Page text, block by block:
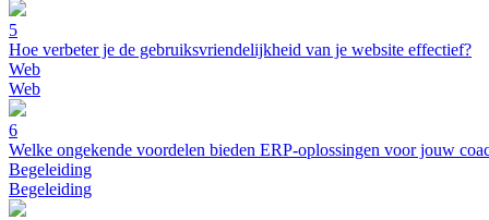
5
Hoe verbeter je de gebruiksvriendelijkheid van je website effectief?
Web
Web
6
Welke ongekende voordelen bieden ERP-oplossingen voor jouw
Begeleiding
Begeleiding